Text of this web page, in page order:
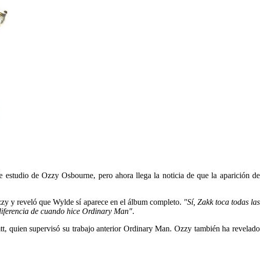
de Ozzy Osbourne, pero ahora llega la noticia de que la aparición de
y reveló que Wylde sí aparece en el álbum completo. "Sí, Zakk toca todas las
de cuando hice Ordinary Man".
quien supervisó su trabajo anterior Ordinary Man. Ozzy también ha revelado